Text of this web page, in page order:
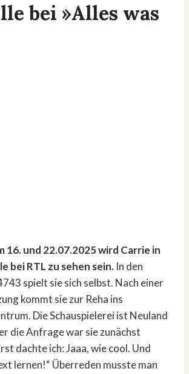
bei »Alles was
16. und 22.07.2025 wird Carrie in
bei RTL zu sehen sein. In den
spielt sie sich selbst. Nach einer
kommt sie zur Reha ins
Die Schauspielerei ist Neuland
die Anfrage war sie zunächst
dachte ich: Jaaa, wie cool. Und
lernen!“ Überreden musste man